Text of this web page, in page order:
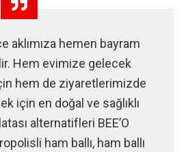
aklımıza hemen bayram
Hem evimize gelecek
hem de ziyaretlerimizde
için en doğal ve sağlıklı
alternatifleri BEE’O
ham ballı, ham ballı